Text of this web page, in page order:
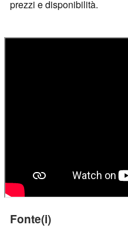
prezzi e disponibilità.
Fonte(i)